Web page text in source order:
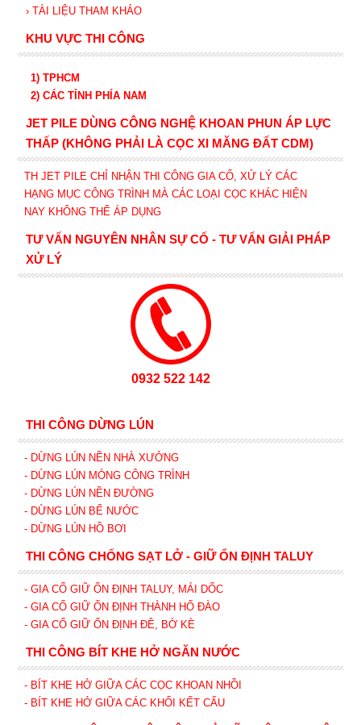
› TÀI LIỆU THAM KHẢO
KHU VỰC THI CÔNG
1) TPHCM
2) CÁC TỈNH PHÍA NAM
JET PILE DÙNG CÔNG NGHỆ KHOAN PHUN ÁP LỰC
THẤP (KHÔNG PHẢI LÀ CỌC XI MĂNG ĐẤT CDM)
TH JET PILE CHỈ NHẬN THI CÔNG GIA CỐ, XỬ LÝ CÁC
HẠNG MỤC CÔNG TRÌNH MÀ CÁC LOẠI CỌC KHÁC HIỆN
NAY KHÔNG THỂ ÁP DỤNG
TƯ VẤN NGUYÊN NHÂN SỰ CỐ - TƯ VẤN GIẢI PHÁP
XỬ LÝ
0932 522 142
THI CÔNG DỪNG LÚN
- DỪNG LÚN NỀN NHÀ XƯỞNG
- DỪNG LÚN MÓNG CÔNG TRÌNH
- DỪNG LÚN NỀN ĐƯỜNG
- DỪNG LÚN BỂ NƯỚC
- DỪNG LÚN HỒ BƠI
THI CÔNG CHỐNG SẠT LỞ - GIỮ ỔN ĐỊNH TALUY
- GIA CỐ GIỮ ỔN ĐỊNH TALUY, MÁI DỐC
- GIA CỐ GIỮ ỔN ĐỊNH THÀNH HỐ ĐÀO
- GIA CỐ GIỮ ỔN ĐỊNH ĐÊ, BỜ KÈ
THI CÔNG BÍT KHE HỞ NGĂN NƯỚC
- BÍT KHE HỞ GIỮA CÁC CỌC KHOAN NHỒI
- BÍT KHE HỞ GIỮA CÁC KHỐI KẾT CẤU